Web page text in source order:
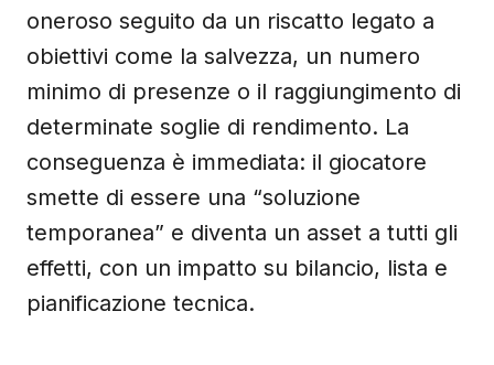
oneroso seguito da un riscatto legato a
obiettivi come la salvezza, un numero
minimo di presenze o il raggiungimento di
determinate soglie di rendimento. La
conseguenza è immediata: il giocatore
smette di essere una “soluzione
temporanea” e diventa un asset a tutti gli
effetti, con un impatto su bilancio, lista e
pianificazione tecnica.